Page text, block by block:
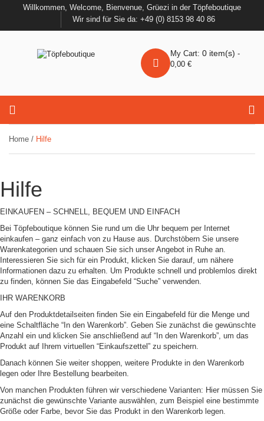
Willkommen, Welcome, Bienvenue, Grüezi in der Töpfeboutique
Wir sind für Sie da: +49 (0) 8153 98 40 86
My Cart: 0 item(s) -
0,00 €
Home / Hilfe
Hilfe
EINKAUFEN – SCHNELL, BEQUEM UND EINFACH
Bei Töpfeboutique können Sie rund um die Uhr bequem per Internet
einkaufen – ganz einfach von zu Hause aus. Durchstöbern Sie unsere
Warenkategorien und schauen Sie sich unser Angebot in Ruhe an.
Interessieren Sie sich für ein Produkt, klicken Sie darauf, um nähere
Informationen dazu zu erhalten. Um Produkte schnell und problemlos direkt
zu finden, können Sie das Eingabefeld “Suche” verwenden.
IHR WARENKORB
Auf den Produktdetailseiten finden Sie ein Eingabefeld für die Menge und
eine Schaltfläche “In den Warenkorb”. Geben Sie zunächst die gewünschte
Anzahl ein und klicken Sie anschließend auf “In den Warenkorb”, um das
Produkt auf Ihrem virtuellen “Einkaufszettel” zu speichern.
Danach können Sie weiter shoppen, weitere Produkte in den Warenkorb
legen oder Ihre Bestellung bearbeiten.
Von manchen Produkten führen wir verschiedene Varianten: Hier müssen Sie
zunächst die gewünschte Variante auswählen, zum Beispiel eine bestimmte
Größe oder Farbe, bevor Sie das Produkt in den Warenkorb legen.